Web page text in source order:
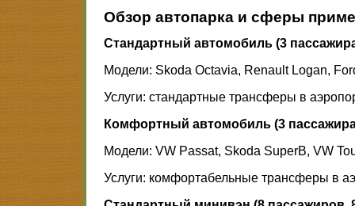
Обзор автопарка и сферы
Стандартный автомобиль (3
Модели: Skoda Octavia, Renault Logan,
Услуги: стандартные трансферы в
Комфортный автомобиль (3
Модели: VW Passat, Skoda SuperB, VW
Услуги: комфортабельные трансферы в